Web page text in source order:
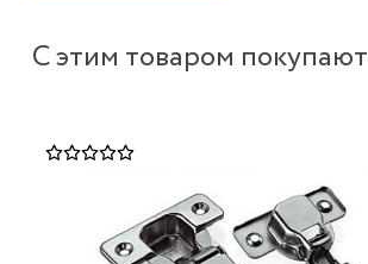
С этим товаром покупают